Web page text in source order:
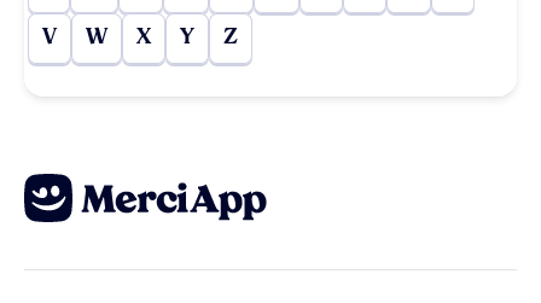
V W X Y Z